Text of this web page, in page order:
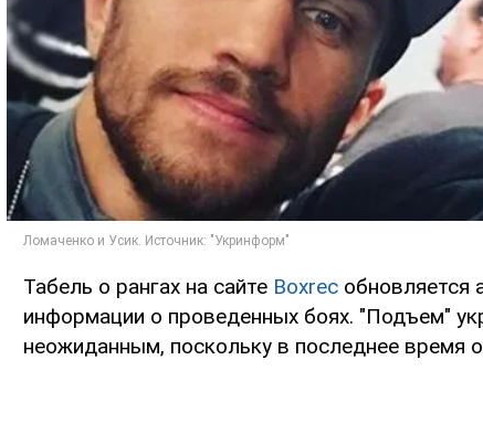
Табель о рангах на сайте Boxrec обновляется
информации о проведенных боях. "Подъем"
неожиданным, поскольку в последнее время